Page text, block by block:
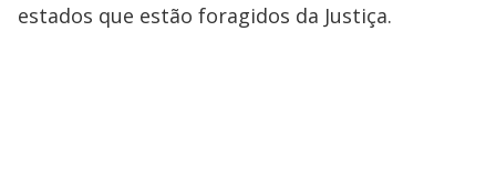
estados que estão foragidos da Justiça.